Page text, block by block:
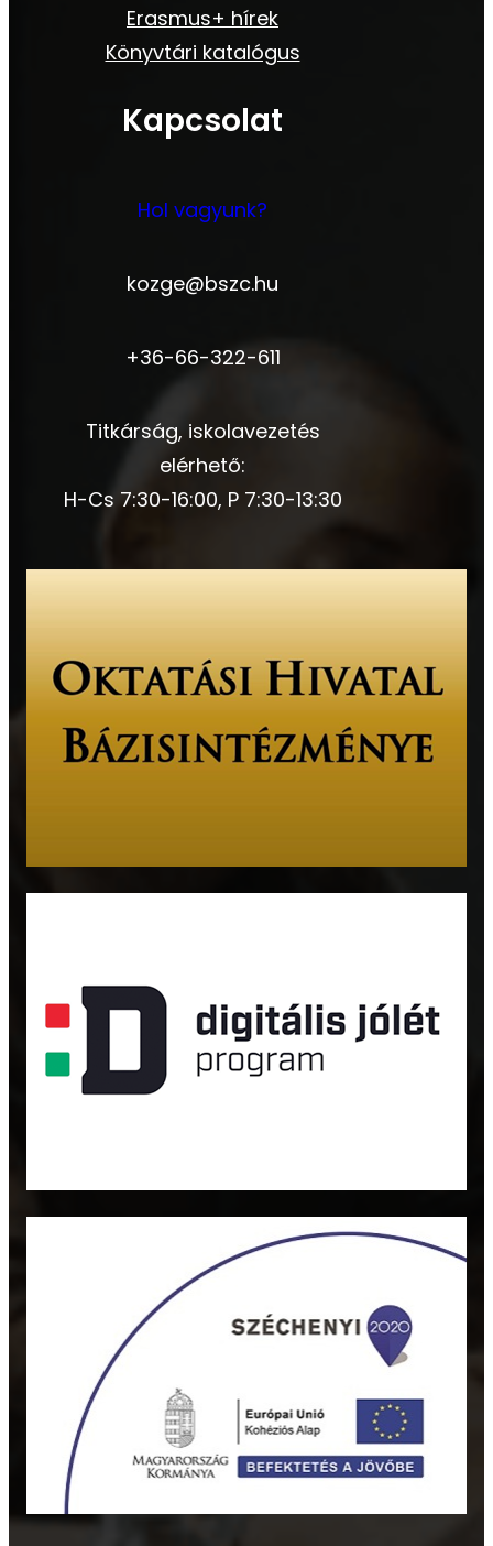
Erasmus+ hírek
Könyvtári katalógus
Kapcsolat
Hol vagyunk?
kozge@bszc.hu
+36-66-322-611
Titkárság, iskolavezetés
elérhető:
H-Cs 7:30-16:00, P 7:30-13:30